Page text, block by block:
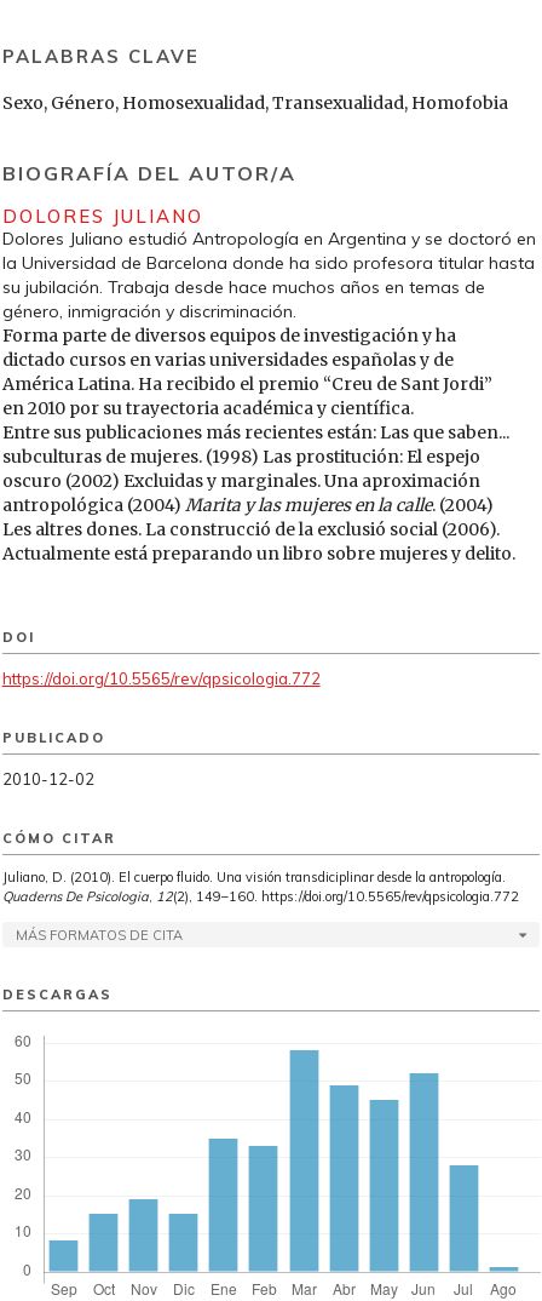
PALABRAS CLAVE
Sexo, Género, Homosexualidad, Transexualidad, Homofobia
BIOGRAFÍA DEL AUTOR/A
DOLORES JULIANO
Dolores Juliano estudió Antropología en Argentina y se doctoró en
la Universidad de Barcelona donde ha sido profesora titular hasta
su jubilación. Trabaja desde hace muchos años en temas de
género, inmigración y discriminación.
Forma parte de diversos equipos de investigación y ha
dictado cursos en varias universidades españolas y de
América Latina. Ha recibido el premio “Creu de Sant Jordi”
en 2010 por su trayectoria académica y científica.
Entre sus publicaciones más recientes están: Las que saben...
subculturas de mujeres. (1998) Las prostitución: El espejo
oscuro (2002) Excluidas y marginales. Una aproximación
antropológica (2004) Marita y las mujeres en la calle. (2004)
Les altres dones. La construcció de la exclusió social (2006).
Actualmente está preparando un libro sobre mujeres y delito.
DOI
https://doi.org/10.5565/rev/qpsicologia.772
PUBLICADO
2010-12-02
CÓMO CITAR
Juliano, D. (2010). El cuerpo fluido. Una visión transdiciplinar desde la antropología.
Quaderns De Psicologia, 12(2), 149–160. https://doi.org/10.5565/rev/qpsicologia.772
MÁS FORMATOS DE CITA
DESCARGAS